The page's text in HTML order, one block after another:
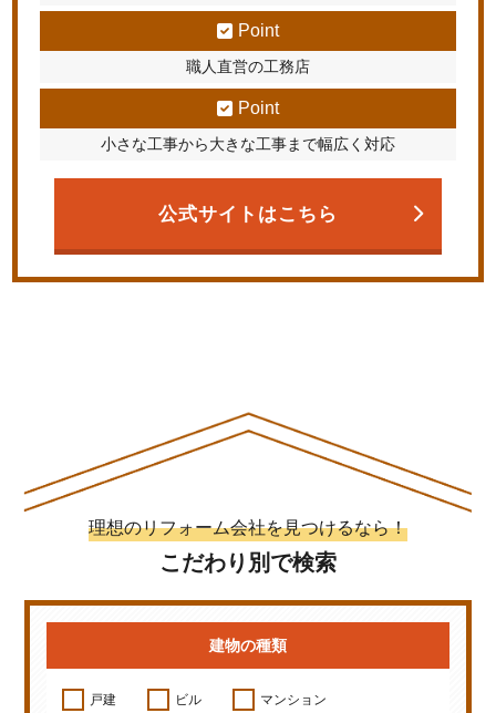
Point
職人直営の工務店
Point
小さな工事から大きな工事まで幅広く対応
公式サイトはこちら
理想のリフォーム会社を見つけるなら！
こだわり別で検索
建物の種類
戸建 ビル マンション